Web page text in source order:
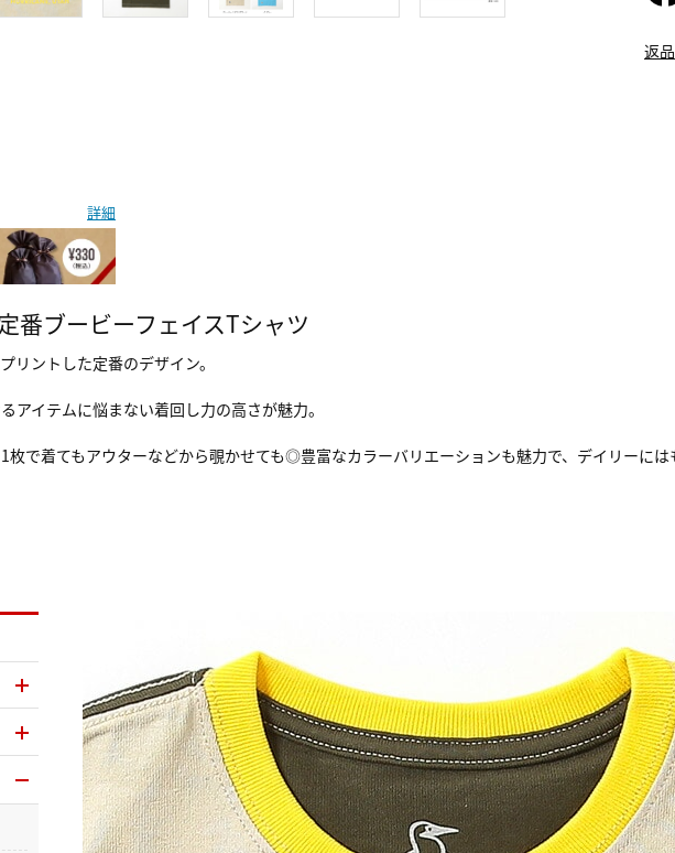
返
詳細
番ブービーフェイスTシャツ
リントした定番のデザイン。
アイテムに悩まない着回し力の高さが魅力。
枚で着てもアウターなどから覗かせても◎豊富なカラーバリエーションも魅力で、デイリーには